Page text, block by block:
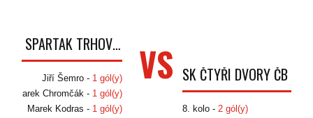
TJ SPARTAK TRHOVÉ SVINY
Jiří Šemro - 1 gól(y)
Marek Chromčák - 1 gól(y)
Marek Kodras - 1 gól(y)
VS SK ČTYŘI DVORY ČB
8. kolo - 2 gól(y)